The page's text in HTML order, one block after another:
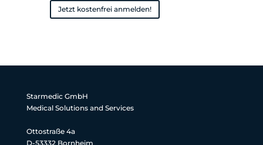
Jetzt kostenfrei anmelden!
Starmedic GmbH
Medical Solutions and Services
Ottostraße 4a
D-53332 Bornheim